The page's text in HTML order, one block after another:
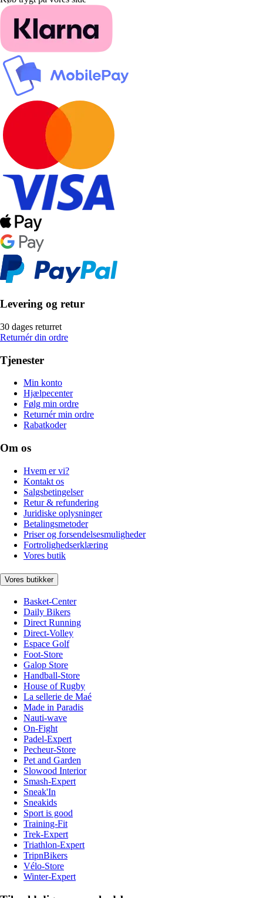
Levering og retur
30 dages returret
Returnér din ordre
Tjenester
Min konto
Hjælpecenter
Følg min ordre
Returnér min ordre
Rabatkoder
Om os
Hvem er vi?
Kontakt os
Salgsbetingelser
Retur & refundering
Juridiske oplysninger
Betalingsmetoder
Priser og forsendelsesmuligheder
Fortrolighedserklæring
Vores butik
Vores butikker
Basket-Center
Daily Bikers
Direct Running
Direct-Volley
Espace Golf
Foot-Store
Galop Store
Handball-Store
House of Rugby
La sellerie de Maé
Made in Paradis
Nauti-wave
On-Fight
Padel-Expert
Pecheur-Store
Pet and Garden
Slowood Interior
Smash-Expert
Sneak'In
Sneakids
Sport is good
Training-Fit
Trek-Expert
Triathlon-Expert
TripnBikers
Vélo-Store
Winter-Expert